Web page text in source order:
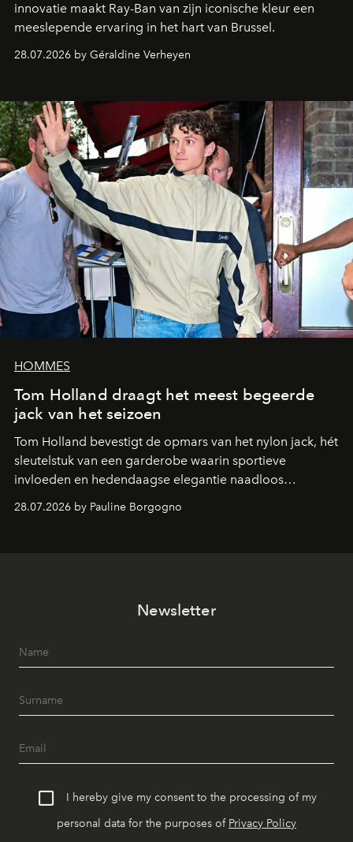
innovatie maakt Ray-Ban van zijn iconische kleur een
meeslepende ervaring in het hart van Brussel.
28.07.2026 by Géraldine Verheyen
HOMMES
Tom Holland draagt het meest begeerde
jack van het seizoen
Tom Holland bevestigt de opmars van het nylon jack, hét
sleutelstuk van een garderobe waarin sportieve
invloeden en hedendaagse elegantie naadloos
samenkomen.
28.07.2026 by Pauline Borgogno
Newsletter
I hereby give my consent to the processing of my
personal data for the purposes of Privacy Policy